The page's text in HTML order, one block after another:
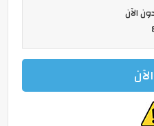
الآن